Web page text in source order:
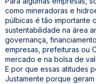
como mineradoras e
púlbicas é tão importante
sustentabilidade na área
governança,
empresas, prefeituras ou
mercado e na bolsa de
E por que essas atitudes
Justamente porque